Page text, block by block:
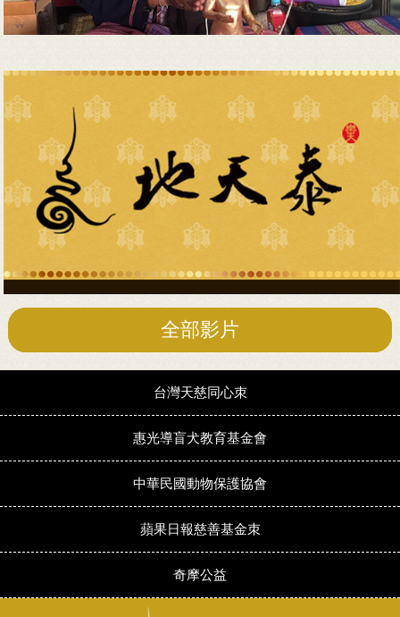
全部影片
台灣天慈同心朿
惠光導盲犬教育基金會
中華民國動物保護協會
蘋果日報慈善基金朿
奇摩公益